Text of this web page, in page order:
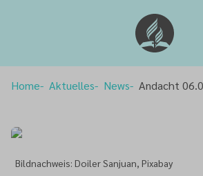
Home Aktuelles News Andacht
Bildnachweis: Doiler Sanjuan, Pixabay